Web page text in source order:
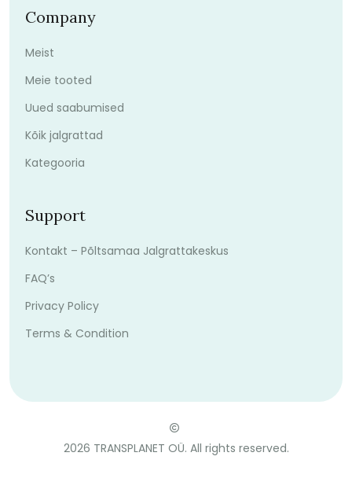
Company
Meist
Meie tooted
Uued saabumised
Kõik jalgrattad
Kategooria
Support
Kontakt – Põltsamaa Jalgrattakeskus
FAQ’s
Privacy Policy
Terms & Condition
2026 TRANSPLANET OÜ. All rights reserved.